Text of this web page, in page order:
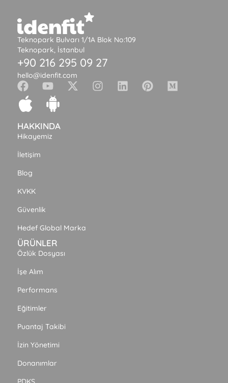
Teknopark Bulvarı 1/1A Blok No:109
Teknopark, İstanbul
+90 216 295 09 27
hello@idenfit.com
HAKKINDA
Hikayemiz
İletişim
Blog
KVKK
Güvenlik
Hedef Global Marka
ÜRÜNLER
Özlük Dosyası
İşe Alım
Performans
Eğitimler
Puantaj Takibi
İzin Yönetimi
Donanımlar